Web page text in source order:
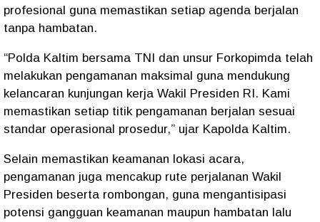
profesional guna memastikan setiap agenda berjalan
tanpa hambatan.
“Polda Kaltim bersama TNI dan unsur Forkopimda telah
melakukan pengamanan maksimal guna mendukung
kelancaran kunjungan kerja Wakil Presiden RI. Kami
memastikan setiap titik pengamanan berjalan sesuai
standar operasional prosedur,” ujar Kapolda Kaltim.
Selain memastikan keamanan lokasi acara,
pengamanan juga mencakup rute perjalanan Wakil
Presiden beserta rombongan, guna mengantisipasi
potensi gangguan keamanan maupun hambatan lalu